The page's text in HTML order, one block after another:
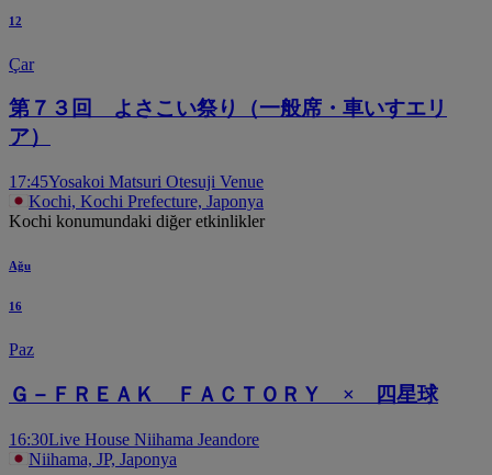
12
Çar
第７３回 よさこい祭り（一般席・車いすエリ
ア）
17:45Yosakoi Matsuri Otesuji Venue
Kochi, Kochi Prefecture, Japonya
Kochi konumundaki diğer etkinlikler
Ağu
16
Paz
Ｇ－ＦＲＥＡＫ ＦＡＣＴＯＲＹ × 四星球
16:30Live House Niihama Jeandore
Niihama, JP, Japonya